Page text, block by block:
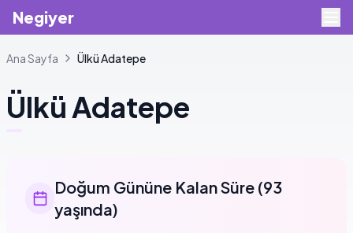
Negiyer
Ana Sayfa ÜlküAdatepe
ÜlküAdatepe
Doğum Gününe Kalan Süre (93
yaşında)